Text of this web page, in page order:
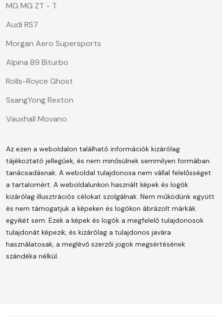
MG MG ZT - T
Audi RS7
Morgan Aero Supersports
Alpina B9 Biturbo
Rolls-Royce Ghost
SsangYong Rexton
Vauxhall Movano
Az ezen a weboldalon található információk kizárólag
tájékoztató jellegűek, és nem minősülnek semmilyen formában
tanácsadásnak. A weboldal tulajdonosa nem vállal felelősséget
a tartalomért. A weboldalunkon használt képek és logók
kizárólag illusztrációs célokat szolgálnak. Nem működünk együtt
és nem támogatjuk a képeken és logókon ábrázolt márkák
egyikét sem. Ezek a képek és logók a megfelelő tulajdonosok
tulajdonát képezik, és kizárólag a tulajdonos javára
használatosak, a meglévő szerzői jogok megsértésének
szándéka nélkül.